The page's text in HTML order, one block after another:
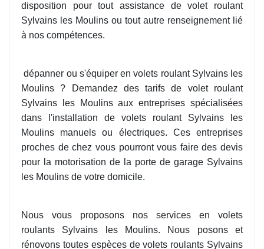
disposition pour tout assistance de volet roulant
Sylvains les Moulins ou tout autre renseignement lié
à nos compétences.
dépanner ou s'équiper en volets roulant Sylvains les
Moulins ? Demandez des tarifs de volet roulant
Sylvains les Moulins aux entreprises spécialisées
dans l'installation de volets roulant Sylvains les
Moulins manuels ou électriques. Ces entreprises
proches de chez vous pourront vous faire des devis
pour la motorisation de la porte de garage Sylvains
les Moulins de votre domicile.
Nous vous proposons nos services en volets
roulants Sylvains les Moulins. Nous posons et
rénovons toutes espèces de volets roulants Sylvains